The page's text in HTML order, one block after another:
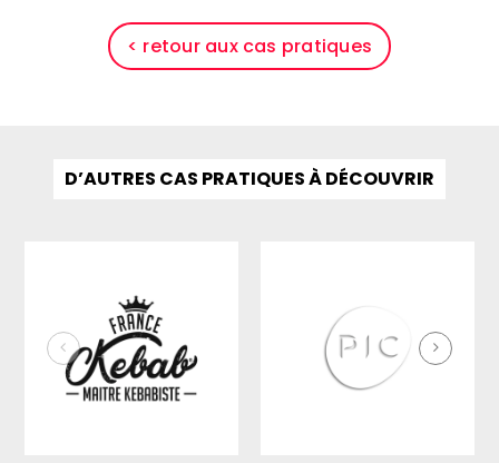
< retour aux cas pratiques
D’AUTRES CAS PRATIQUES À DÉCOUVRIR